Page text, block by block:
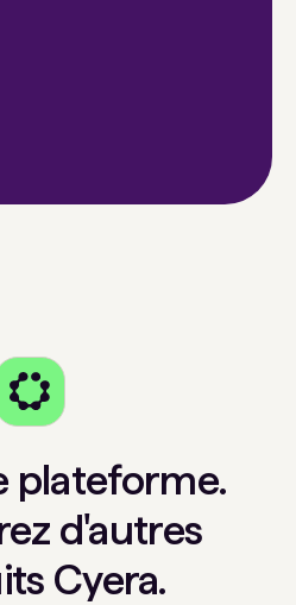
plateforme.
d'autres
Cyera.